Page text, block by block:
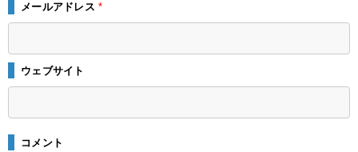
メールアドレス*
ウェブサイト
コメント